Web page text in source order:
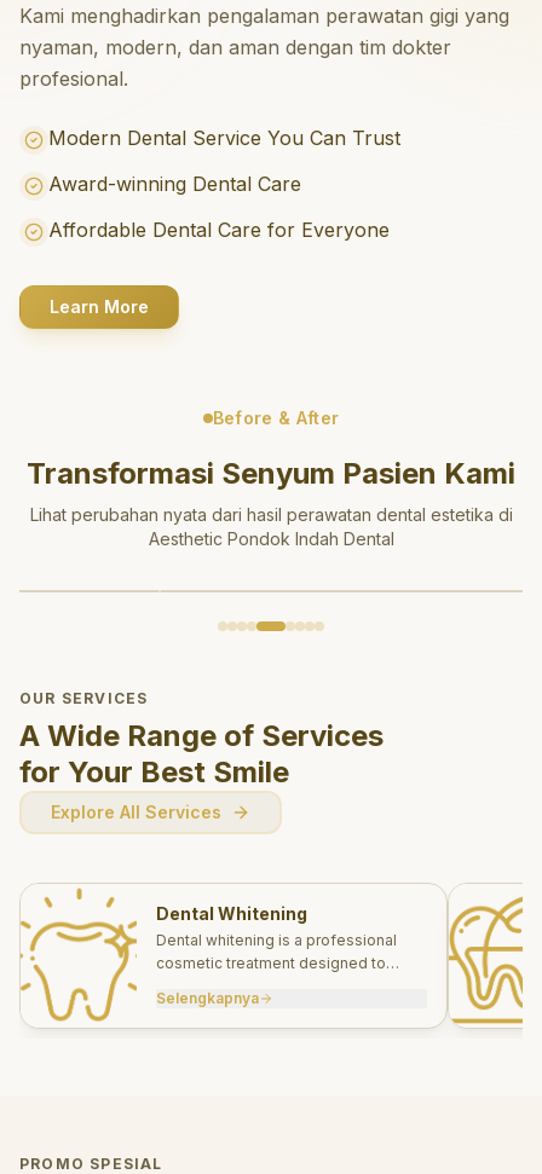
Kami menghadirkan pengalaman perawatan gigi yang
nyaman, modern, dan aman dengan tim dokter
profesional.
Modern Dental Service You Can Trust
Award-winning Dental Care
Affordable Dental Care for Everyone
Learn More
Before & After
Transformasi Senyum Pasien Kami
Lihat perubahan nyata dari hasil perawatan dental estetika di
Aesthetic Pondok Indah Dental
OUR SERVICES
A Wide Range of Services
for Your Best Smile
Explore All Services
Dental Whitening
Dental whitening is a professional
cosmetic treatment designed to
effectively.
Selengkapnya
PROMO SPESIAL